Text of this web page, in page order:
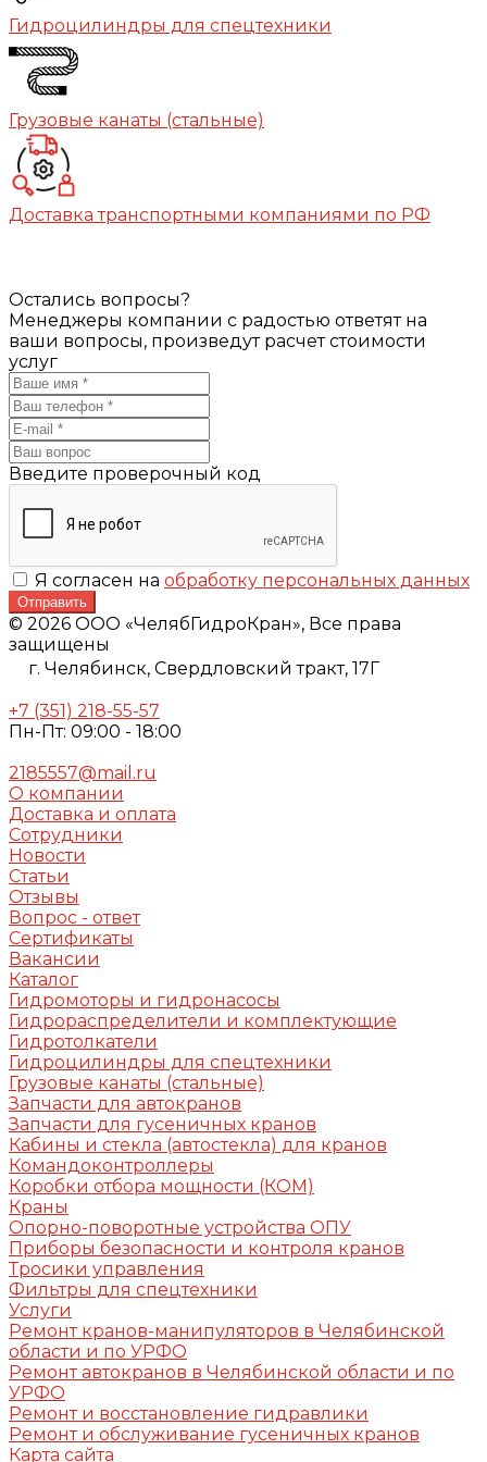
Гидроцилиндры для спецтехники
Грузовые канаты (стальные)
Доставка транспортными компаниями по РФ
Остались вопросы?
Менеджеры компании с радостью ответят на
ваши вопросы, произведут расчет стоимости
услуг
Введите проверочный код
Я согласен на обработку персональных данных
Отправить
© 2026 ООО «ЧелябГидроКран», Все права
защищены
г. Челябинск, Свердловский тракт, 17Г
+7 (351) 218-55-57
Пн-Пт: 09:00 - 18:00
2185557@mail.ru
О компании
Доставка и оплата
Сотрудники
Новости
Статьи
Отзывы
Вопрос - ответ
Сертификаты
Вакансии
Каталог
Гидромоторы и гидронасосы
Гидрораспределители и комплектующие
Гидротолкатели
Гидроцилиндры для спецтехники
Грузовые канаты (стальные)
Запчасти для автокранов
Запчасти для гусеничных кранов
Кабины и стекла (автостекла) для кранов
Командоконтроллеры
Коробки отбора мощности (КОМ)
Краны
Опорно-поворотные устройства ОПУ
Приборы безопасности и контроля кранов
Тросики управления
Фильтры для спецтехники
Услуги
Ремонт кранов-манипуляторов в Челябинской
области и по УРФО
Ремонт автокранов в Челябинской области и по
УРФО
Ремонт и восстановление гидравлики
Ремонт и обслуживание гусеничных кранов
Карта сайта